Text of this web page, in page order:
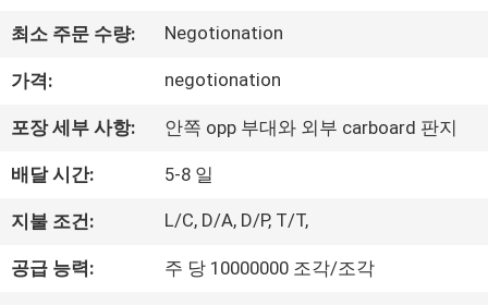
여
공
장
여
최소 주문 수량: Negotionation
가격: negotionation
포장 세부 사항: 안쪽 opp 부대와 외부 carboard 판지
배달 시간: 5-8 일
지불 조건: L/C, D/A, D/P, T/T,
공급 능력: 주 당 10000000 조각/조각